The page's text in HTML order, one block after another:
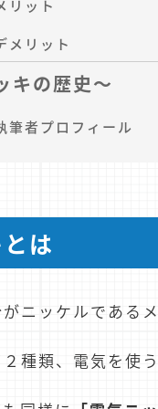
リット
メリット
キの歴史～
筆者プロフィール
は
ニッケルであるメ
種類、電気を使